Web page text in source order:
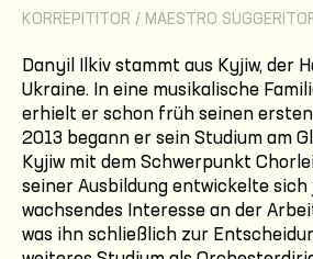
KORREPITITOR / MAESTRO
Danyil Ilkiv stammt aus Kyjiw, der
Ukraine. In eine musikalische
erhielt er schon früh seinen
2013 begann er sein Studium am
Kyjiw mit dem Schwerpunkt
seiner Ausbildung entwickelte sich
wachsendes Interesse an der
was ihn schließlich zur